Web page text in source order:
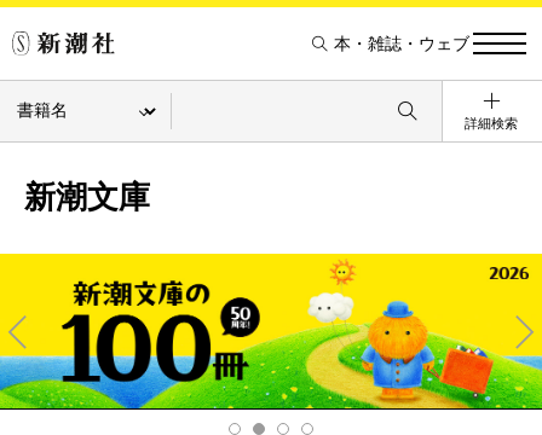
本・雑誌・ウェブ
詳細検索
新潮文庫
Pre
v
Ne
xt